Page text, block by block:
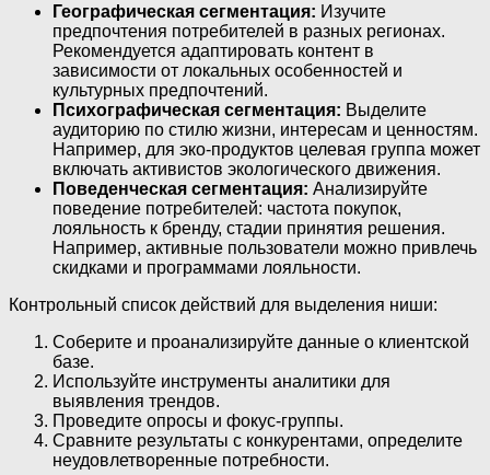
Географическая сегментация: Изучите
предпочтения потребителей в разных регионах.
Рекомендуется адаптировать контент в
зависимости от локальных особенностей и
культурных предпочтений.
Психографическая сегментация: Выделите
аудиторию по стилю жизни, интересам и ценностям.
Например, для эко-продуктов целевая группа может
включать активистов экологического движения.
Поведенческая сегментация: Анализируйте
поведение потребителей: частота покупок,
лояльность к бренду, стадии принятия решения.
Например, активные пользователи можно привлечь
скидками и программами лояльности.
Контрольный список действий для выделения ниши:
Соберите и проанализируйте данные о клиентской
базе.
Используйте инструменты аналитики для
выявления трендов.
Проведите опросы и фокус-группы.
Сравните результаты с конкурентами, определите
неудовлетворенные потребности.